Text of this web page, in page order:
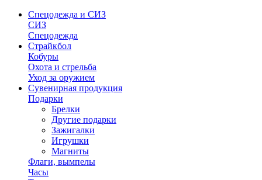
Спецодежда и СИЗ
СИЗ
Спецодежда
Страйкбол
Кобуры
Охота и стрельба
Уход за оружием
Сувенирная продукция
Подарки
Брелки
Другие подарки
Зажигалки
Игрушки
Магниты
Флаги, вымпелы
Часы